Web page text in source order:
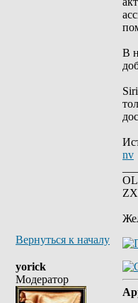
В
nv
Вернуться к началу
yorick
Модератор